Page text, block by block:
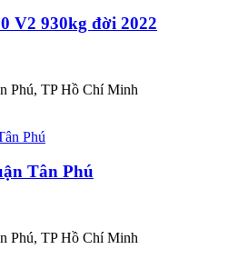
V2 930kg đời 2022
Phú, TP Hồ Chí Minh
Tân Phú
Phú, TP Hồ Chí Minh